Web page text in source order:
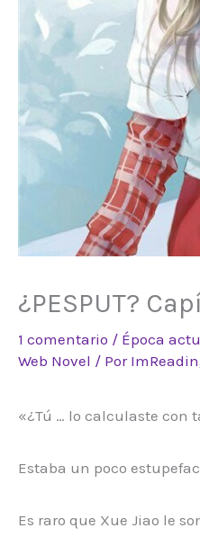
¿PESPUT?
1 comentario / Época
Web Novel / Por
«¿Tú … lo calculaste con
Estaba un poco
Es raro que Xue Jiao le